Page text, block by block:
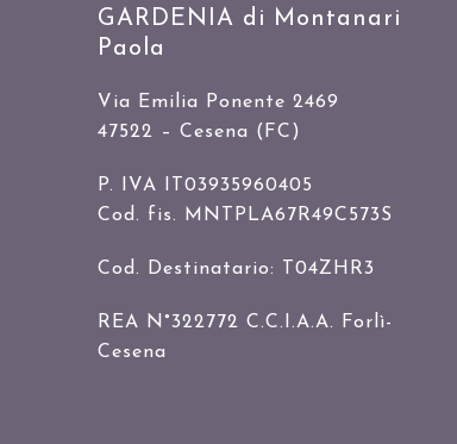
GARDENIA di Montanari
Paola
Via Emilia Ponente 2469
47522 – Cesena (FC)
P. IVA IT03935960405
Cod. fis. MNTPLA67R49C573S
Cod. Destinatario: T04ZHR3
REA N°322772 C.C.I.A.A. Forlì-
Cesena